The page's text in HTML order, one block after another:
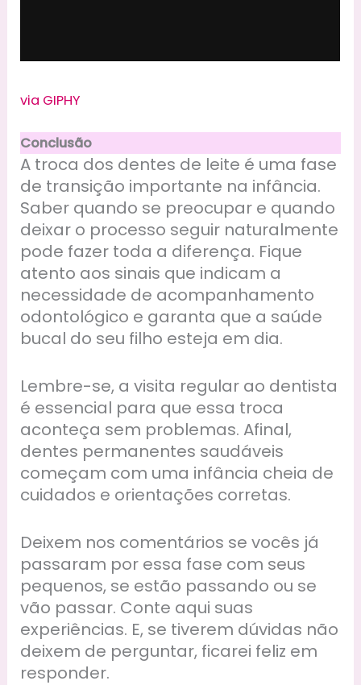
via GIPHY
Conclusão
A troca dos dentes de leite é uma fase
de transição importante na infância.
Saber quando se preocupar e quando
deixar o processo seguir naturalmente
pode fazer toda a diferença. Fique
atento aos sinais que indicam a
necessidade de acompanhamento
odontológico e garanta que a saúde
bucal do seu filho esteja em dia.
Lembre-se, a visita regular ao dentista
é essencial para que essa troca
aconteça sem problemas. Afinal,
dentes permanentes saudáveis
começam com uma infância cheia de
cuidados e orientações corretas.
Deixem nos comentários se vocês já
passaram por essa fase com seus
pequenos, se estão passando ou se
vão passar. Conte aqui suas
experiências. E, se tiverem dúvidas não
deixem de perguntar, ficarei feliz em
responder.